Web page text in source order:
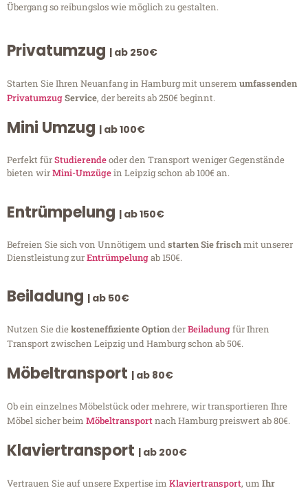
Übergang so reibungslos wie möglich zu gestalten.
Privatumzug | ab 250€
Starten Sie Ihren Neuanfang in Hamburg mit unserem umfassenden
PrivatumzugService, der bereits ab 250€ beginnt.
Mini Umzug | ab 100€
Perfekt fürStudierendeoder den Transport weniger Gegenstände
bieten wirMini-Umzügein Leipzig schon ab 100€ an.
Entrümpelung | ab 150€
Befreien Sie sich von Unnötigem undstarten Sie frischmit unserer
Dienstleistung zurEntrümpelungab 150€.
Beiladung | ab 50€
Nutzen Sie diekosteneffiziente OptionderBeiladungfür Ihren
Transport zwischen Leipzig und Hamburg schon ab 50€.
Möbeltransport | ab 80€
Ob ein einzelnes Möbelstück oder mehrere, wir transportieren Ihre
Möbel sicher beim Möbeltransportnach Hamburg preiswert ab 80€.
Klaviertransport | ab 200€
Vertrauen Sie auf unsere Expertise im Klaviertransport, um Ihr